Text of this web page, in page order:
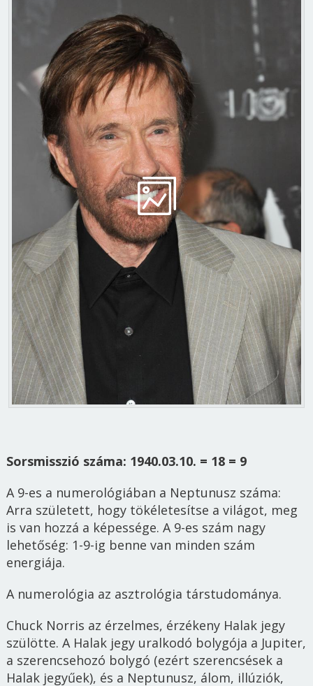
Sorsmisszió száma: 1940.03.10. = 18 = 9
A 9-es a numerológiában a Neptunusz száma:
Arra született, hogy tökéletesítse a világot, meg
is van hozzá a képessége. A 9-es szám nagy
lehetőség: 1-9-ig benne van minden szám
energiája.
A numerológia az asztrológia társtudománya.
Chuck Norris az érzelmes, érzékeny Halak jegy
szülötte. A Halak jegy uralkodó bolygója a Jupiter,
a szerencsehozó bolygó (ezért szerencsések a
Halak jegyűek), és a Neptunusz, álom, illúziók,